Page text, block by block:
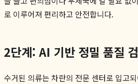
로 이루어져 편리하고 안전합니다.
2단계: AI 기반 정밀 품질
수거된 의류는 차란의 전문 센터로 입고